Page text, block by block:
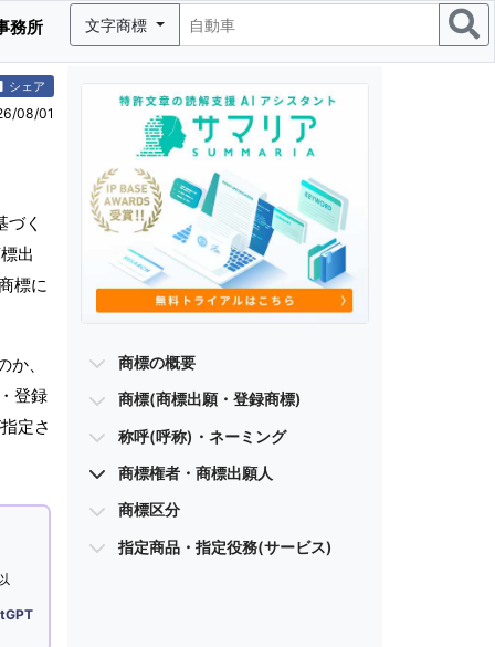
務所 文字商標
シェア
08/01
づく
出
標に
、
登録
定さ
商標の概要
商標(商標出願・登録商標)
称呼(呼称)・ネーミング
商標権者・商標出願人
商標区分
指定商品・指定役務(サービス)